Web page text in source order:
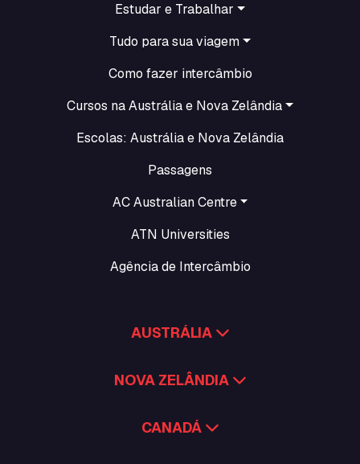
Estudar e Trabalhar
Tudo para sua viagem
Como fazer intercâmbio
Cursos na Austrália e Nova Zelândia
Escolas: Austrália e Nova Zelândia
Passagens
AC Australian Centre
ATN Universities
Agência de Intercâmbio
AUSTRÁLIA
NOVA ZELÂNDIA
CANADÁ